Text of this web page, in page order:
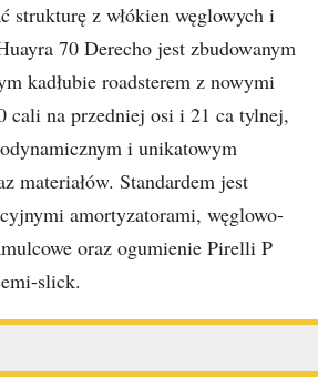
strukturę z włókien węglowych i
70 Derecho jest zbudowanym
kadłubie roadsterem z nowymi
cali na przedniej osi i 21 ca tylnej,
i unikatowym
materiałów. Standardem jest
amortyzatorami, węglowo-
oraz ogumienie Pirelli P
slick.